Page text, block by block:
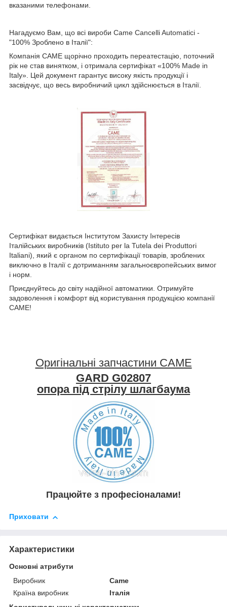
вказаними телефонами.
Нагадуємо Вам, що всі вироби Came Cancelli Automatici -
"100% Зроблено в Італії":
Компанія CAME щорічно проходить переатестацію, поточний
рік не став винятком, і отримала сертифікат «100% Made in
Italy». Цей документ гарантує високу якість продукції і
засвідчує, що весь виробничий цикл здійснюється в Італії.
Сертифікат видається Інститутом Захисту Інтересів
Італійських виробників (Istituto per la Tutela dei Produttori
Italiani), який є органом по сертифікації товарів, зроблених
виключно в Італії c дотриманням загальноєвропейських вимог
і норм.
Приєднуйтесь до світу надійної автоматики. Отримуйте
задоволення і комфорт від користування продукцією компанії
CAME!
Оригінальні запчастини CAME
GARD G02807
опора під стрілу шлагбаума
Працюйте з професіоналами!
Приховати
Характеристики
Основні атрибути
Виробник
Came
Країна виробник
Італія